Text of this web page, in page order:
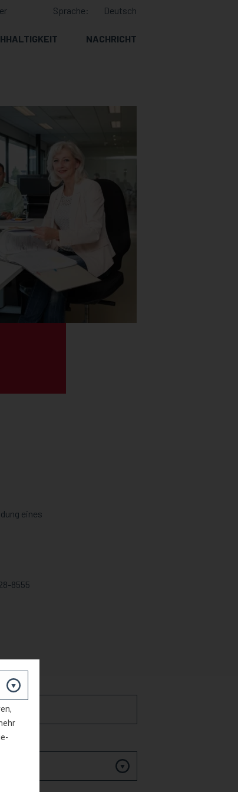
NACHRICHT
Sprache: Deutsch
eines
8555